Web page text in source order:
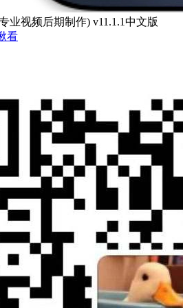
业视频后期制作) v11.1.1中文版
看